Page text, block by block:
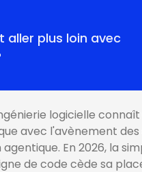
aller plus loin avec
logicielle connaît
avec l'avènement des
En 2026, la
de code cède sa